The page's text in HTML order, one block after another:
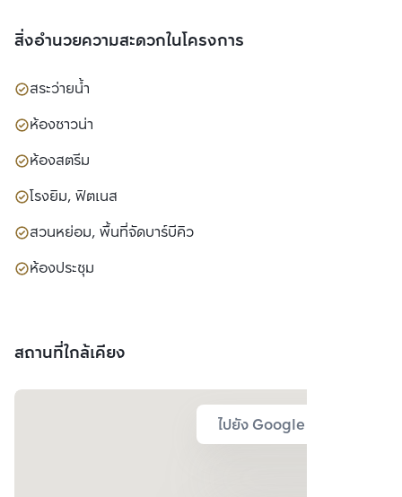
สิ่งอำนวยความสะดวกในโครงการ
สระว่ายน้ำ
ห้องซาวน่า
ห้องสตรีม
โรงยิม, ฟิตเนส
สวนหย่อม, พื้นที่จัดบาร์บีคิว
ห้องประชุม
สถานที่ใกล้เคียง
ไปยัง Google Map